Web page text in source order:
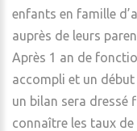
enfants en famille
auprès de leurs
Après 1 an de
accompli et un début
un bilan sera dressé
connaître les taux